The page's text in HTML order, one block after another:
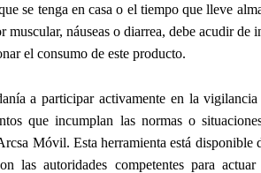
se tenga en casa o el tiempo que lleve
muscular, náuseas o diarrea, debe acudir
el consumo de este producto.
a participar activamente en la vigilancia
que incumplan las normas o
Móvil. Esta herramienta está disponible
las autoridades competentes para